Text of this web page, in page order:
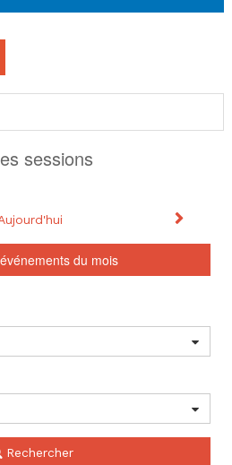
sessions
Mois
du mois
Rechercher